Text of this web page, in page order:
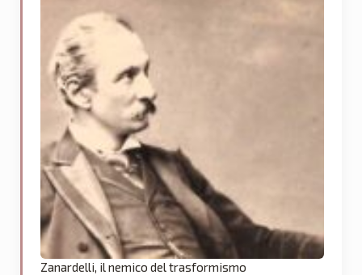
Zanardelli, il nemico del trasformismo